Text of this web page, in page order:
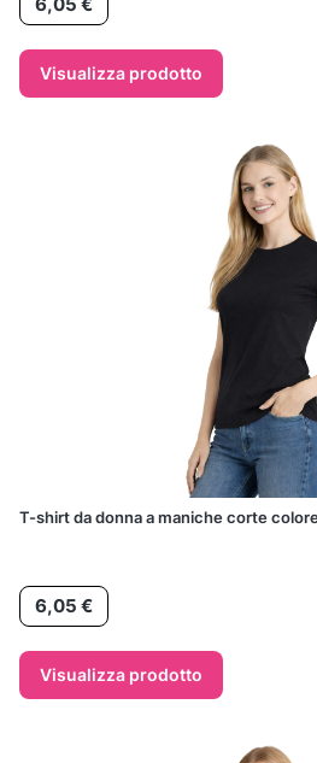
Visualizza prodotto
T-shirt da donna a maniche corte
Prezzo
6,05 €
Visualizza prodotto